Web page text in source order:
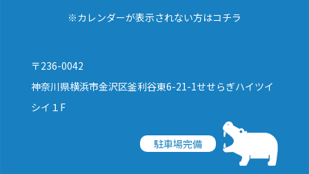
※カレンダーが表示されない方はコチラ
〒236-0042
神奈川県横浜市金沢区釜利谷東6-21-1せせらぎハイツイ
シイ１F
駐車場完備